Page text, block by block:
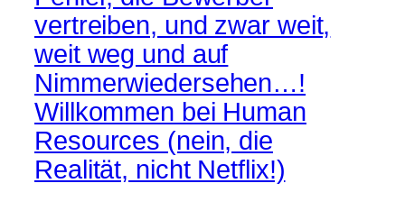
vertreiben, und zwar weit,
weit weg und auf
Nimmerwiedersehen…!
Willkommen bei Human
Resources (nein, die
Realität, nicht Netflix!)